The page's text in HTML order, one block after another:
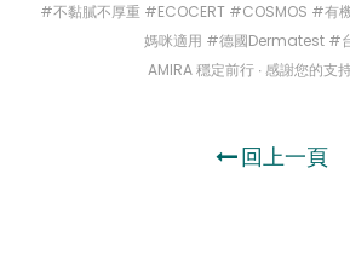
#不黏膩不厚重 #ECOCERT #COSMOS #有
媽咪適用 #德國Dermatest #
AMIRA 穩定前行 ∙ 感謝您的支
回上一頁